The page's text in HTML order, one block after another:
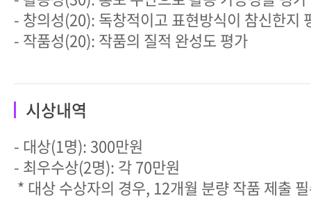
- 창의성(20): 독창적이고 표현방식이 참신한지
- 작품성(20): 작품의 질적 완성도 평가
시상내역
- 대상(1명): 300만원
- 최우수상(2명): 각 70만원
* 대상 수상자의 경우, 12개월 분량 작품 제출